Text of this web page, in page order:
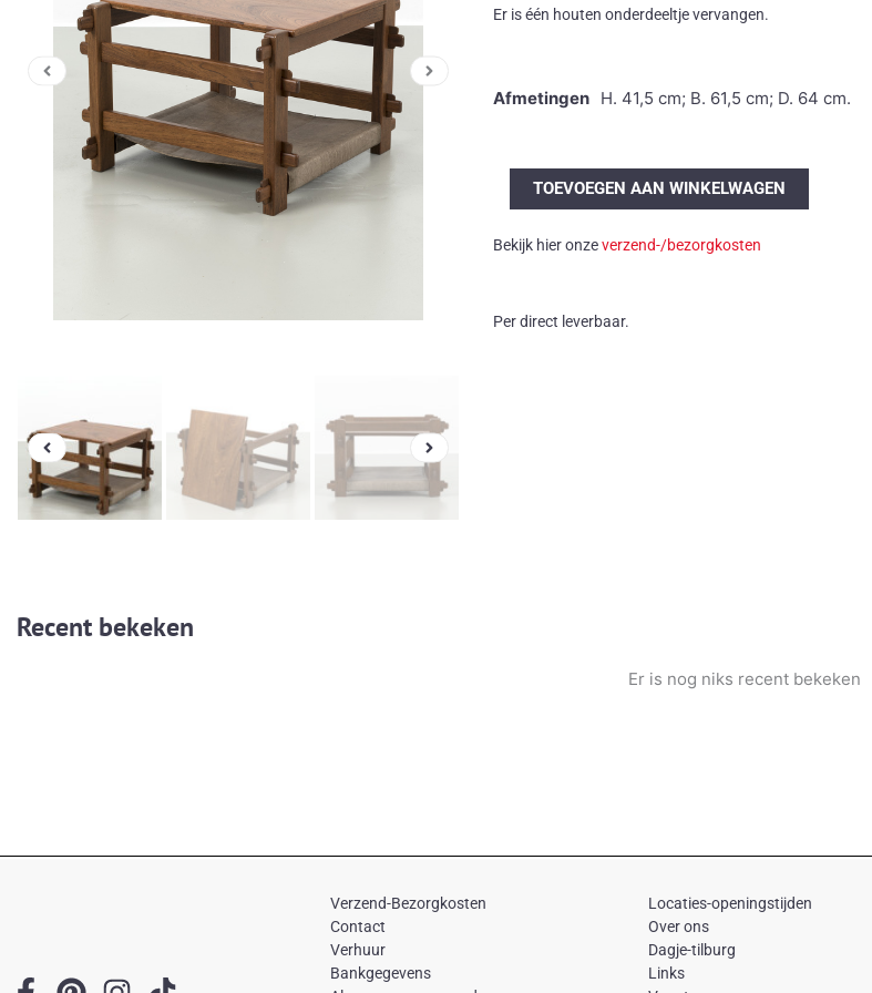
Er is één houten onderdeeltje vervangen.
Afmetingen H. 41,5 cm; B. 61,5 cm; D. 64 cm.
Brutalistische
salontafel
met
lectuurbak
TOEVOEGEN AAN WINKELWAGEN
Bekijk hier onzeverzend-/bezorgkosten
Per direct leverbaar.
Recent bekeken
Er is nog niks recent bekeken
Verzend-Bezorgkosten
Contact
Verhuur
Bankgegevens
Locaties-openingstijden
Over ons
Dagje-tilburg
Links